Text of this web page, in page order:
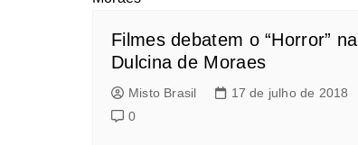
Filmes debatem o “Horror” na
Dulcina de Moraes
Misto Brasil
17 de julho de 2018
0